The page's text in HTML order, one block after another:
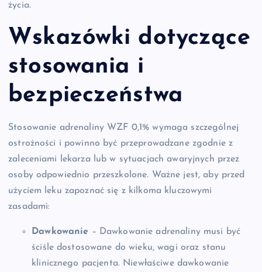
życia.
Wskazówki dotyczące
stosowania i
bezpieczeństwa
Stosowanie adrenaliny WZF 0,1% wymaga szczególnej
ostrożności i powinno być przeprowadzane zgodnie z
zaleceniami lekarza lub w sytuacjach awaryjnych przez
osoby odpowiednio przeszkolone. Ważne jest, aby przed
użyciem leku zapoznać się z kilkoma kluczowymi
zasadami:
Dawkowanie – Dawkowanie adrenaliny musi być
ściśle dostosowane do wieku, wagi oraz stanu
klinicznego pacjenta. Niewłaściwe dawkowanie